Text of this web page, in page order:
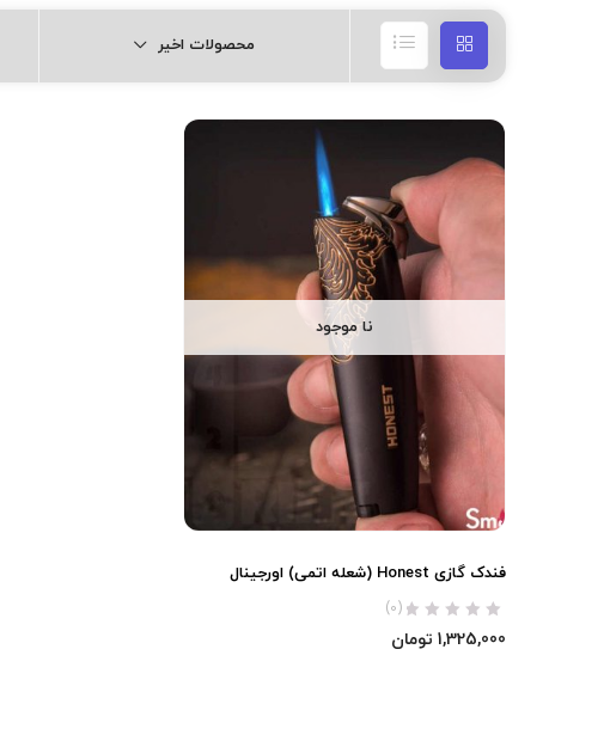
محصولات اخیر
نا موجود
فندک گازی Honest (شعله اتمی) اورجینال
(0)
1,325,000 تومان